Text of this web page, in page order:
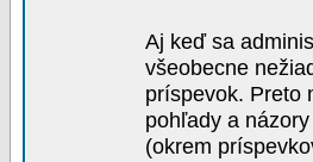
Aj keď sa
všeobecne
príspevok. Preto
pohľady a
(okrem